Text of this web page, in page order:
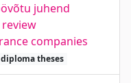
juhend
companies
diploma theses